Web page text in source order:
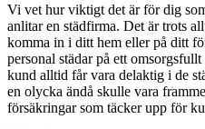
Vi vet hur viktigt det är för dig
anlitar en städfirma. Det är trots
komma in i ditt hem eller på ditt
personal städar på ett
kund alltid får vara delaktig i de
en olycka ändå skulle vara
försäkringar som täcker upp för